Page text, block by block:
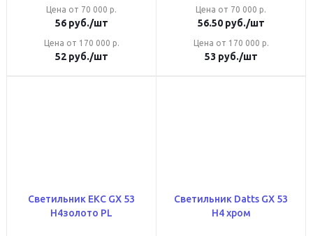
Цена от 70 000 р.
56руб./шт
Цена от 170 000 р.
52руб./шт
Цена от 70 000 р.
56.50руб./шт
Цена от 170 000 р.
53 руб./шт
Светильник ЕКС GX 53
Н4золото PL
Светильник Datts GX 53
Н4 хром